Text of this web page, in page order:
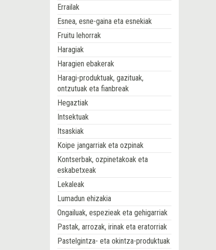
Errailak
Esnea, esne-gaina eta esnekiak
Fruitu lehorrak
Haragiak
Haragien ebakerak
Haragi-produktuak, gazituak,
ontzutuak eta fianbreak
Hegaztiak
Intsektuak
Itsaskiak
Koipe jangarriak eta ozpinak
Kontserbak, ozpinetakoak eta
eskabetxeak
Lekaleak
Lumadun ehizakia
Ongailuak, espezieak eta gehigarriak
Pastak, arrozak, irinak eta eratorriak
Pastelgintza- eta okintza-produktuak